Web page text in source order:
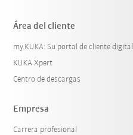
Área del cliente
my.KUKA: Su portal de cliente digital
KUKA Xpert
Centro de descargas
Empresa
Carrera profesional